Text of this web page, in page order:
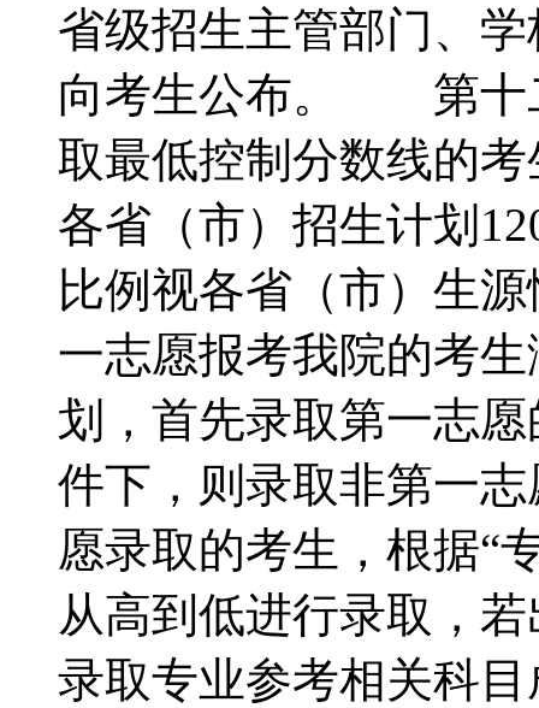
省级招生主管部门、
向考生公布。 第十
取最低控制分数线的
各省（市）招生计划
比例视各省（市）生
一志愿报考我院的考
划，首先录取第一志
件下，则录取非第一
愿录取的考生，根据“
从高到低进行录取，
录取专业参考相关科